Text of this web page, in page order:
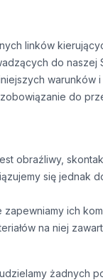
linków
do
warunków
do
obraźliwy,
się jednak
ich
na niej
żadnych